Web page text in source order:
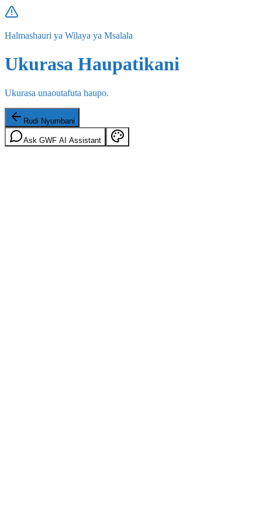
Halmashauri ya Wilaya ya Msalala
Ukurasa Haupatikani
Ukurasa unaoutafuta haupo.
Rudi Nyumbani
Ask GWF AI Assistant